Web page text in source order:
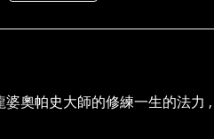
奧帕史大師的修練一生的法力